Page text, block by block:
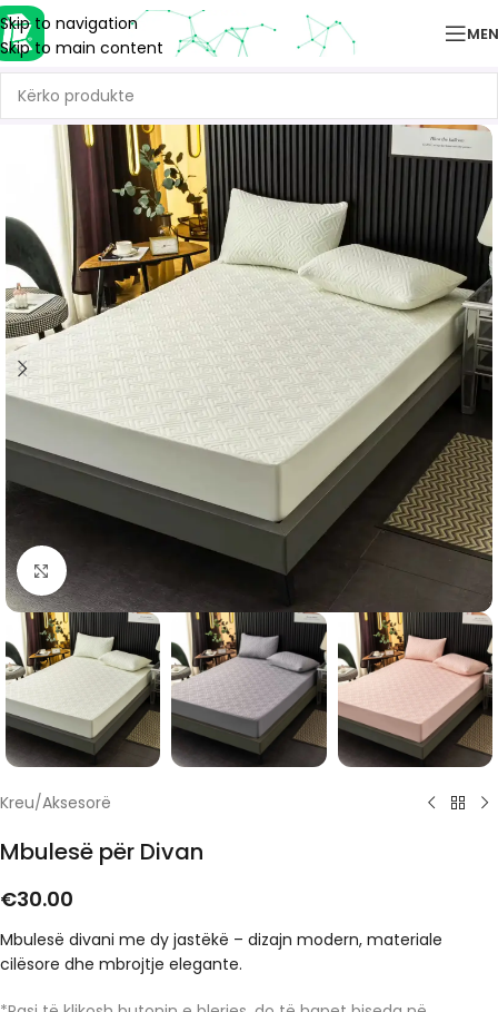
Skip to navigation
Skip to main content
Click to enlarge
Kreu/Aksesorë
Mbulesë për Divan
€30.00
Mbulesë divani me dy jastëkë – dizajn modern, materiale
cilësore dhe mbrojtje elegante.